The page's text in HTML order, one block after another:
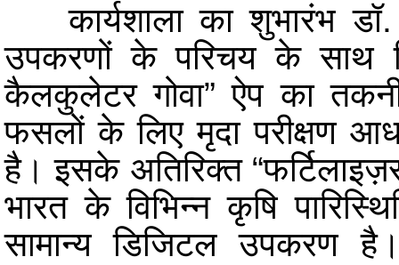
कार्यशाला का शुभारंभ डॉ.
उपकरणों के परिचय के साथ
कैलकुलेटर गोवा” ऐप का
फसलों के लिए मृदा परीक्षण
है। इसके अतिरिक्त
भारत के विभिन्न कृषि
सामान्य डिजिटल उपकरण